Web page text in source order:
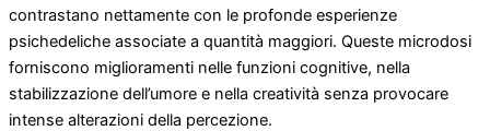
contrastano nettamente con le profonde esperienze
psichedeliche associate a quantità maggiori. Queste microdosi
forniscono miglioramenti nelle funzioni cognitive, nella
stabilizzazione dell’umore e nella creatività senza provocare
intense alterazioni della percezione.